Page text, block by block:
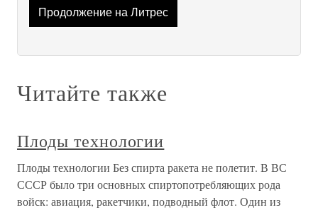
Продолжение на Литрес
Читайте также
Плоды технологии
Плоды технологии Без спирта ракета не полетит. В ВС
СССР было три основных спиртопотребляющих рода
войск: авиация, ракетчики, подводный флот. Один из